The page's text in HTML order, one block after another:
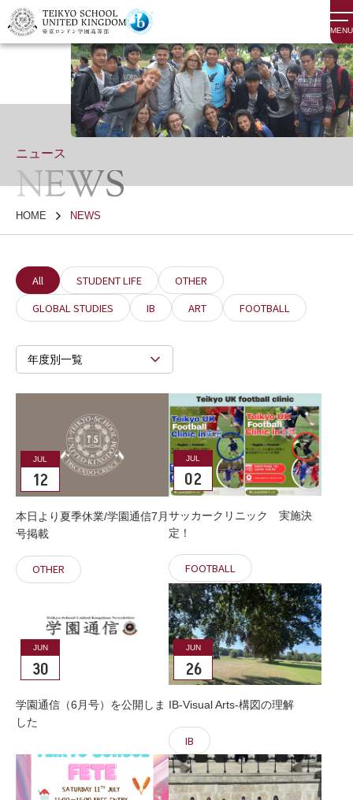
MENU
ニュース
NEWS
HOME NEWS
All STUDENT LIFE
OTHER
GLOBAL STUDIES
IB ART FOOTBALL
年度別一覧
JUL
12
本日より夏季休業/学園通信7月
号掲載
OTHER
JUL
02
サッカークリニック 実施決
定！
FOOTBALL
JUN
30
学園通信（6月号）を公開しま
した
JUN
26
IB-Visual Arts-構図の理解
IB